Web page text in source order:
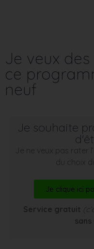
Je veux
ce
neuf
Je souhaite
Je ne veux pas rater
du choix
Je clique ici
Service gratuit